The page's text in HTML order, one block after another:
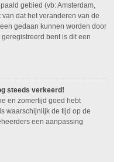
gebied (vb: Amsterdam,
van dat het veranderen van de
gedaan kunnen worden door
bent is dit een
steeds verkeerd!
en zomertijd goed hebt
waarschijnlijk de tijd op de
een aanpassing